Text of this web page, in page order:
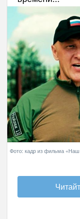
Фото: кадр из фильма «Наш